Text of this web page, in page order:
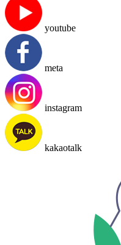
youtube
meta
instagram
kakaotalk